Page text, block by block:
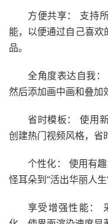
方便共享：
支持
能，以便通过自己喜
品。
全角度表达自我：
然后添加画中画和叠加
省时模板：
使用
创建热门视频风格，省
个性化：
使用有
怪耳朵到“活出华丽人
享受增强性能：